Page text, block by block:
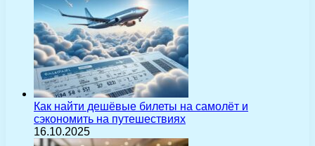
Как найти дешёвые билеты на самолёт и
сэкономить на путешествиях
16.10.2025